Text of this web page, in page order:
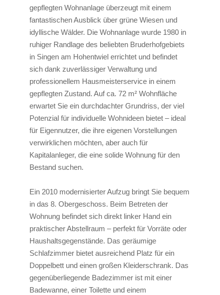
gepflegten Wohnanlage überzeugt mit einem
fantastischen Ausblick über grüne Wiesen und
idyllische Wälder. Die Wohnanlage wurde 1980 in
ruhiger Randlage des beliebten Bruderhofgebiets
in Singen am Hohentwiel errichtet und befindet
sich dank zuverlässiger Verwaltung und
professionellem Hausmeisterservice in einem
gepflegten Zustand. Auf ca. 72 m² Wohnfläche
erwartet Sie ein durchdachter Grundriss, der viel
Potenzial für individuelle Wohnideen bietet – ideal
für Eigennutzer, die ihre eigenen Vorstellungen
verwirklichen möchten, aber auch für
Kapitalanleger, die eine solide Wohnung für den
Bestand suchen.
Ein 2010 modernisierter Aufzug bringt Sie bequem
in das 8. Obergeschoss. Beim Betreten der
Wohnung befindet sich direkt linker Hand ein
praktischer Abstellraum – perfekt für Vorräte oder
Haushaltsgegenstände. Das geräumige
Schlafzimmer bietet ausreichend Platz für ein
Doppelbett und einen großen Kleiderschrank. Das
gegenüberliegende Badezimmer ist mit einer
Badewanne, einer Toilette und einem